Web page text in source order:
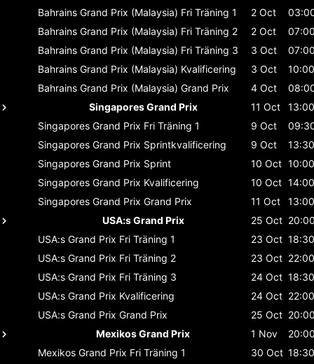
Bahrains Grand Prix (Malaysia) Fri Träning 1 2 Oct
Bahrains Grand Prix (Malaysia) Fri Träning 2 2 Oct
07:00
Bahrains Grand Prix (Malaysia) Fri Träning 3 3 Oct
07:00
Bahrains Grand Prix (Malaysia) Kvalificering 3 Oct
10:00
Bahrains Grand Prix (Malaysia) Grand Prix 4 Oct
Singapores Grand Prix
11 Oct
13:00
Singapores Grand Prix Fri Träning 1 9 Oct
Singapores Grand Prix Sprintkvalificering 9 Oct
13:30
Singapores Grand Prix Sprint 10 Oct 10:00
Singapores Grand Prix Kvalificering 10 Oct 14:00
Singapores Grand Prix Grand Prix 11 Oct
13:00
USA:s Grand Prix
25 Oct 20:00
USA:s Grand Prix Fri Träning 1 23 Oct 18:30
USA:s Grand Prix Fri Träning 2 23 Oct 22:00
USA:s Grand Prix Fri Träning 3 24 Oct 18:30
USA:s Grand Prix Kvalificering 24 Oct 22:00
USA:s Grand Prix Grand Prix 25 Oct 20:00
Mexikos Grand Prix
1 Nov
20:00
Mexikos Grand Prix Fri Träning 1 30 Oct 18:30